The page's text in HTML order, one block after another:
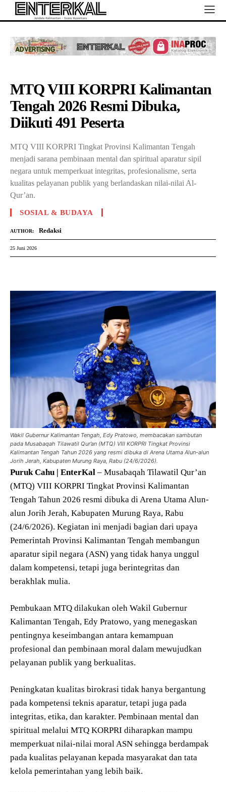
MTQ VIII KORPRI Kalimantan
Tengah 2026 Resmi Dibuka,
Diikuti 491 Peserta
MTQ VIII KORPRI Tingkat Provinsi Kalimantan Tengah
menjadi sarana pembinaan mental dan spiritual aparatur sipil
negara untuk memperkuat integritas, profesionalisme, serta
kualitas pelayanan publik yang berlandaskan nilai-nilai Al-
Qur’an.
SOSIAL & BUDAYA
AUTHOR: Redaksi
25 Juni 2026
Wakil Gubernur Kalimantan Tengah, Edy Pratowo, membacakan sambutan
pada Musabaqah Tilawatil Qur’an (MTQ) VIII KORPRI Tingkat Provinsi
Kalimantan Tengah Tahun 2026 yang resmi dibuka di Arena Utama Alun-alun
Jorih Jerah, Kabupaten Murung Raya, Rabu (24/6/2026).
Puruk Cahu | EnterKal – Musabaqah Tilawatil Qur’an
(MTQ) VIII KORPRI Tingkat Provinsi Kalimantan
Tengah Tahun 2026 resmi dibuka di Arena Utama Alun-
alun Jorih Jerah, Kabupaten Murung Raya, Rabu
(24/6/2026). Kegiatan ini menjadi bagian dari upaya
Pemerintah Provinsi Kalimantan Tengah membangun
aparatur sipil negara (ASN) yang tidak hanya unggul
dalam kompetensi, tetapi juga berintegritas dan
berakhlak mulia.
Pembukaan MTQ dilakukan oleh Wakil Gubernur
Kalimantan Tengah, Edy Pratowo, yang menegaskan
pentingnya keseimbangan antara kemampuan
profesional dan pembinaan moral dalam mewujudkan
pelayanan publik yang berkualitas.
Peningkatan kualitas birokrasi tidak hanya bergantung
pada kompetensi teknis aparatur, tetapi juga pada
integritas, etika, dan karakter. Pembinaan mental dan
spiritual melalui MTQ KORPRI diharapkan mampu
memperkuat nilai-nilai moral ASN sehingga berdampak
pada kualitas pelayanan kepada masyarakat dan tata
kelola pemerintahan yang lebih baik.